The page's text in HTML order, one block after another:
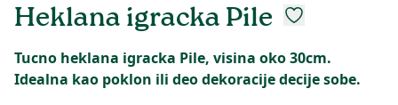
Heklana igracka Pile
Tucno heklana igracka Pile, visina oko 30cm.
Idealna kao poklon ili deo dekoracije decije sobe.